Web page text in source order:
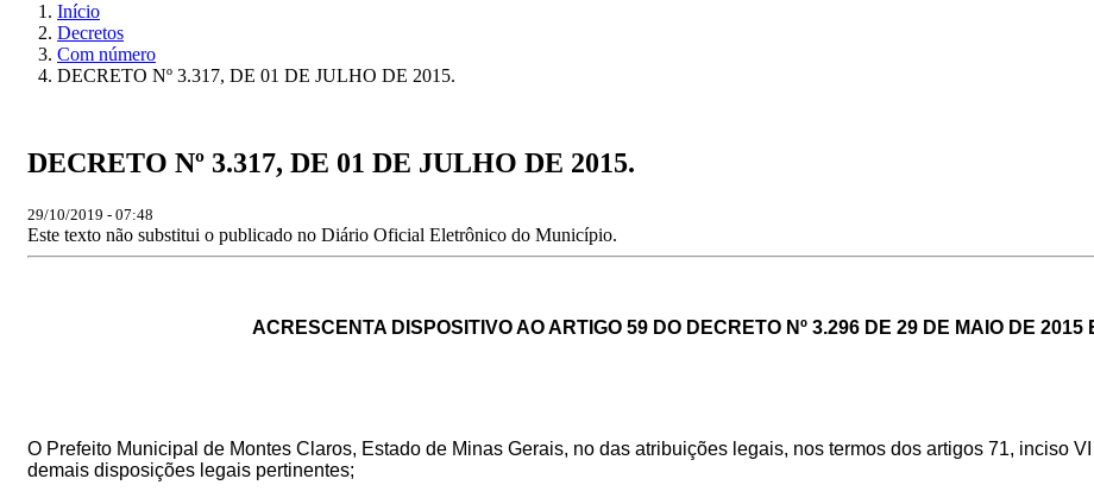
Início
Decretos
Com número
DECRETO Nº 3.317, DE 01 DE JULHO DE 2015.
DECRETO Nº 3.317, DE 01 DE JULHO DE 2015.
29/10/2019 - 07:48
Este texto não substitui o publicado no Diário Oficial Eletrônico do Município.
ACRESCENTA DISPOSITIVO AO ARTIGO 59 DO DECRETO Nº 3.296 DE 29 DE MAIO DE
O Prefeito Municipal de Montes Claros, Estado de Minas Gerais, no das atribuições legais, nos termos dos artigos 71, inciso
demais disposições legais pertinentes;